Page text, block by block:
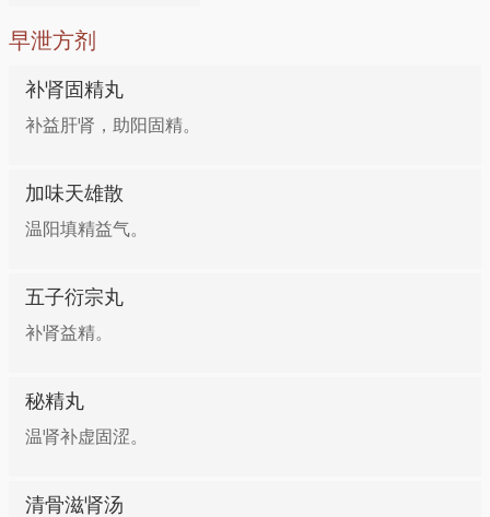
早泄方剂
补肾固精丸
补益肝肾，助阳固精。
加味天雄散
温阳填精益气。
五子衍宗丸
补肾益精。
秘精丸
温肾补虚固涩。
清骨滋肾汤